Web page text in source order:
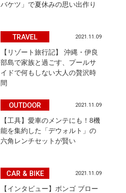
バケツ」で夏休みの思い出作り
TRAVEL 2021.11.09
【リゾート旅行記】 沖縄・伊良
部島で家族と過ごす、プールサ
イドで何もしない大人の贅沢時
間
OUTDOOR 2021.11.09
【工具】愛車のメンテにも！8機
能を集約した「デウォルト」の
六角レンチセットが賢い
CAR & BIKE 2021.11.09
【インタビュー】ボンゴ ブロー